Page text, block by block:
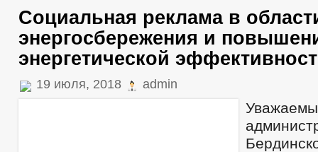
Социальная реклама в
энергосбережения и
энергетической
19 июля, 2018 admin